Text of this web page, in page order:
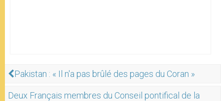
Pakistan : « Il n'a pas brûlé des pages du Coran »
Deux Français membres du Conseil pontifical de la